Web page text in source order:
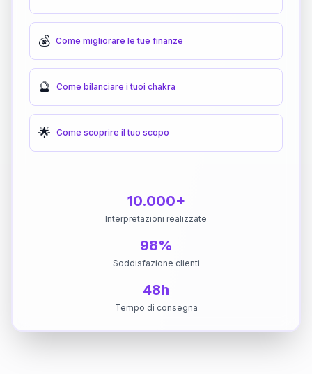
💰 Come migliorare le tue finanze
🔮 Come bilanciare i tuoi chakra
🌟 Come scoprire il tuo scopo
10.000+
Interpretazioni realizzate
98%
Soddisfazione clienti
48h
Tempo di consegna